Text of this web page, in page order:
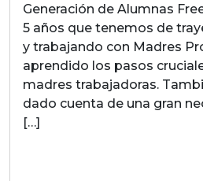
Generación de Alumnas
5 años que tenemos de
y trabajando con Madres
aprendido los pasos
madres trabajadoras.
dado cuenta de una gran
[…]